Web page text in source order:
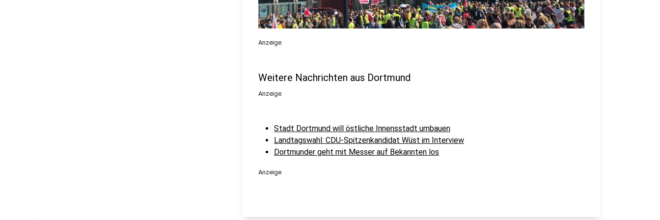
Anzeige
Weitere Nachrichten aus Dortmund
Anzeige
Stadt Dortmund will östliche Innensstadt umbauen
Landtagswahl: CDU-Spitzenkandidat Wüst im Interview
Dortmunder geht mit Messer auf Bekannten los
Anzeige